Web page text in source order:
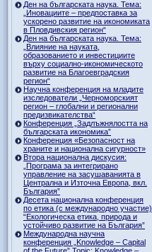
Ден на българската наука. Тема:
„Иновациите – предпоставка за
ускорено развитие на икономиката
в Пловдивския регион“
Ден на българската наука. Тема:
„Влияние на науката,
образованието и инвестициите
върху социално-икономическото
развитие на Благоевградския
регион“
Научна конференция на младите
изследователи „Черноморският
регион – глобални и регионални
предизвикателства“
Конференция „Задлъжнялостта на
българската икономика”
Конференция «Безопасност на
храните и национална сигурност»
Втора национална дискусия:
„Програма за интегрирано
управление на засушаванията в
Централна и Източна Европа, вкл.
България”
Десета национална конференция
по етика (с международно участие)
“Екологическа етика, природа и
устойчиво развитие на България”
Международна научна
конференция „Knowledge – Capital